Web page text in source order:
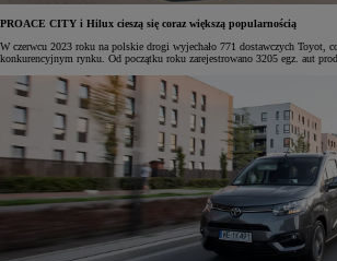
PROACE CITY i Hilux cieszą się coraz większą popularnością
W czerwcu 2023 roku na polskie drogi wyjechało 771 dostawczych Toyot,
konkurencyjnym rynku. Od początku roku zarejestrowano 3205 egz. aut